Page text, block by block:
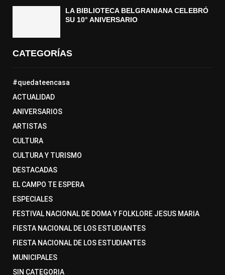
LA BIBLIOTECA BELGRANIANA CELEBRÓ
SU 10° ANIVERSARIO
CATEGORÍAS
#quedateencasa
ACTUALIDAD
ANIVERSARIOS
ARTISTAS
CULTURA
CULTURA Y TURISMO
DESTACADAS
EL CAMPO TE ESPERA
ESPECIALES
FESTIVAL NACIONAL DE DOMA Y FOLKLORE JESUS MARIA
FIESTA NACIONAL DE LOS ESTUDIANTES
FIESTA NACIONAL DE LOS ESTUDIANTES
MUNICIPALES
SIN CATEGORIA